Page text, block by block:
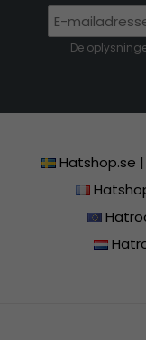
De
Hatshop.se |